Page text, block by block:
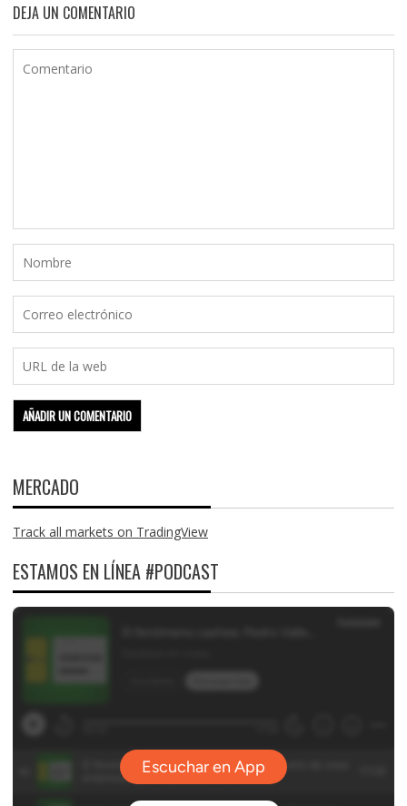
DEJA UN COMENTARIO
MERCADO
Track all markets on TradingView
ESTAMOS EN LÍNEA #PODCAST